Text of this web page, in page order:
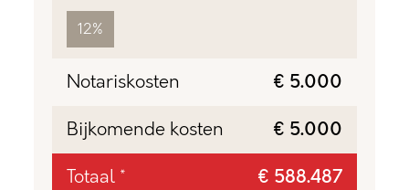
12%
Notariskosten
€ 5.000
Bijkomende kosten
€ 5.000
Totaal *
€ 588.487